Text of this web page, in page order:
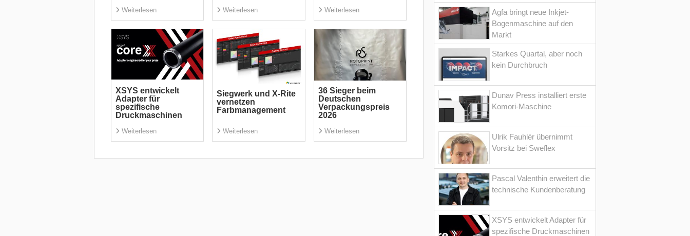
Weiterlesen Weiterlesen Weiterlesen
XSYS entwickelt
Adapter für
spezifische
Druckmaschinen
Weiterlesen
Siegwerk und X-Rite
vernetzen
Farbmanagement
Weiterlesen
36 Sieger beim
Deutschen
Verpackungspreis
2026
Weiterlesen
Agfa bringt neue Inkjet-
Bogenmaschine auf den
Markt
Starkes Quartal, aber noch
kein Durchbruch
Dunav Press installiert erste
Komori-Maschine
Ulrik Fauhlér übernimmt
Vorsitz bei Sweflex
Pascal Valenthin erweitert die
technische Kundenberatung
XSYS entwickelt Adapter für
spezifische Druckmaschinen